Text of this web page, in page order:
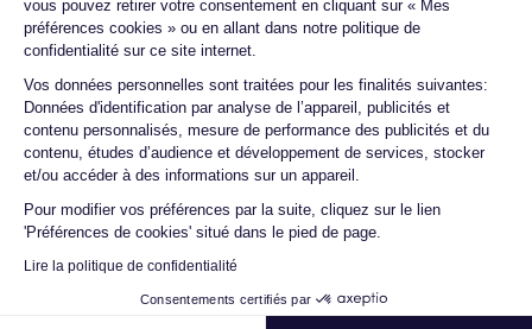
vous pouvez retirer votre consentement en cliquant sur « Mes
préférences cookies » ou en allant dans notre politique de
confidentialité sur ce site internet.
Vos données personnelles sont traitées pour les finalités suivantes:
Données d'identification par analyse de l’appareil, publicités et
contenu personnalisés, mesure de performance des publicités et du
contenu, études d’audience et développement de services, stocker
et/ou accéder à des informations sur un appareil.
Pour modifier vos préférences par la suite, cliquez sur le lien
'Préférences de cookies' situé dans le pied de page.
Lire la politique de confidentialité
Consentements certifiés par
Axeptio consent
Certideal est en tête des sites de
reconditionnement.
4.6/5
Excellent